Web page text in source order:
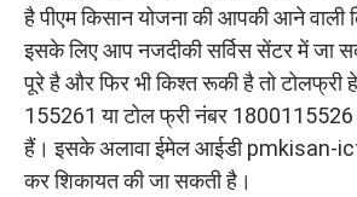
है पीएम किसान योजना की आपकी आने वाली
इसके लिए आप नजदीकी सर्विस सेंटर में जा
पूरे है और फिर भी किश्त रूकी है तो टोलफ्री
155261 या टोल फ्री नंबर
हैं। इसके अलावा ईमेल आईडी pmkisan-
कर शिकायत की जा सकती है।